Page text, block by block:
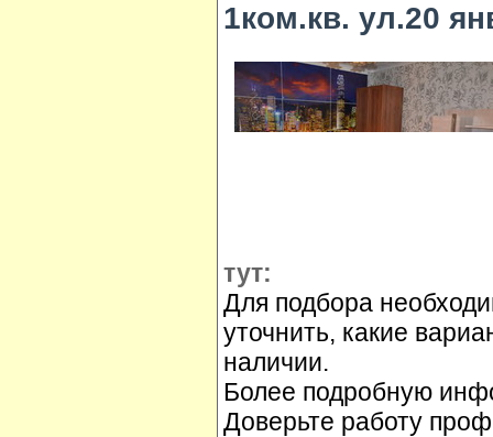
1ком.кв. ул.20
тут:
Для подбора
уточнить, какие
наличии.
Более подробную
Доверьте работу